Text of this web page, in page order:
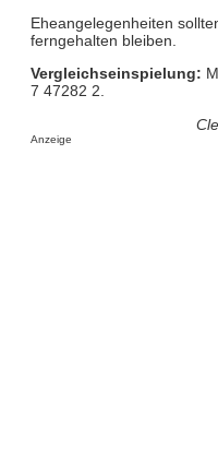
Eheangelegenheiten
ferngehalten bleiben.
Vergleichseinspielung:
7 47282 2.
Anzeige